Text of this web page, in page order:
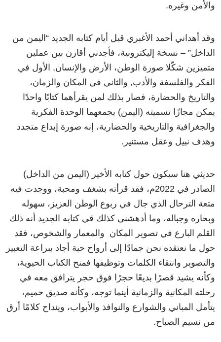
والأمن وغيره.
وقد أهداني أحمد الأغبري قبل أيام كتابه الجديد “اليمن من
الداخل” – نسخة إليكترونية، فأجدني أقارن بين عملين
متميزين شكّلا صورة الوطن، الأرض والإنسان, الأول في
الفكر والفلسفة والأدب, والثاني في المكان والزمان،
والتاريخ والحضارة، فصار بذلك لمن يقرأهما كتابًا واحدًا
يمكن مجازًا تسميته (اليمن) يجمعهما الوحدة الفكرية
والجغرافية والتاريخية والحضارية، إنه صورة إبداع متجدد
وهدف نبيل وعقل مستنير.
حديثي هنا سيكون حول كتابه الأخير (اليمن من الداخل)
الصادر في 2022م، فقد قرأته بشغف ومحبة، ووجدت فيه
متعة الترحال الذي جال في ربوع الوطن العزيز، سهوله
وبحاره وجباله، وما أدهشني كذلك في كتابه الجديد أنه ذلك
القلم البارع في تصوير المكان والمعمار والشخوص، فقد
حول ما نعتقده نحن جمادًا إلى أرواح حية أجاد ببراعة التعبير
والتصوير وانتقاء الكلمات وتوظيفها فمنح الكتاب الحيوية،
وكأنه يشيد قصرًا بديعًا حجرًا فوق حجر يترافق معه في
رحلته المكانية والزمانية أينما توجه، وكأنه صديق حميم،
يتأمل المباني والشوارع والنوافذ والأبواب، وينداح كلامًا أرق
من نسيم الصباح.